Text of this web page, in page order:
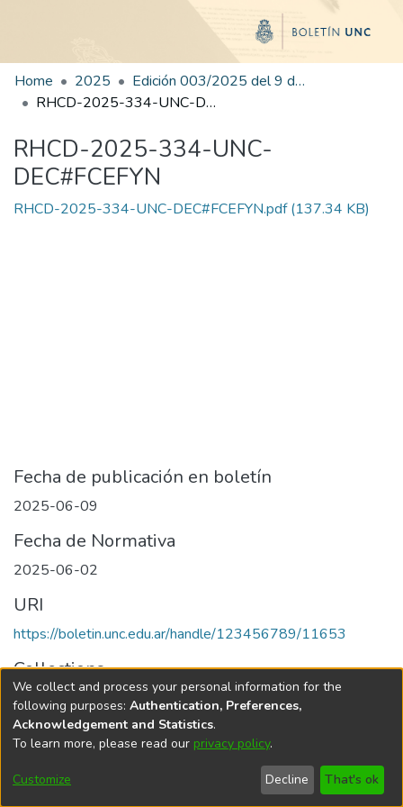
Home 2025
Edición 003/2025 del 9 de junio de 2025
RHCD-2025-334-UNC-DEC#FCEFYN
RHCD-2025-334-UNC-
DEC#FCEFYN
RHCD-2025-334-UNC-DEC#FCEFYN.pdf(137.34 KB)
Fecha de publicación en boletín
2025-06-09
Fecha de Normativa
2025-06-02
URI
https://boletin.unc.edu.ar/handle/123456789/11653
Collections
Edición 003/2025 del 9 de junio de 2025
Universidad Nacional de Córdoba
We collect and process your personal information for the
following purposes: Authentication, Preferences,
Acknowledgement and Statistics.
To learn more, please read our privacy policy.
Customize Decline That's ok